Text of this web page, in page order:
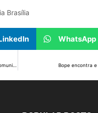
Brasília
WhatsApp
PMDF aborda manifestantes com estilingues e rádios comunicadores próximos ao STF Bope encontra e